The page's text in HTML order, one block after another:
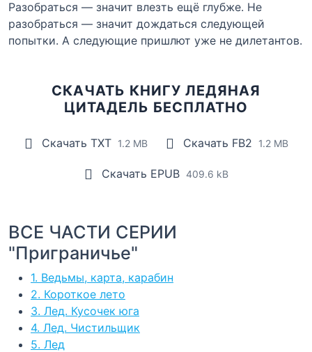
Разобраться — значит влезть ещё глубже. Не
разобраться — значит дождаться следующей
попытки. А следующие пришлют уже не дилетантов.
СКАЧАТЬ КНИГУ ЛЕДЯНАЯ
ЦИТАДЕЛЬ БЕСПЛАТНО
Скачать TXT 1.2 MB Скачать FB2 1.2 MB
Скачать EPUB 409.6 kB
ВСЕ ЧАСТИ СЕРИИ
"Приграничье"
1. Ведьмы, карта, карабин
2. Короткое лето
3. Лед. Кусочек юга
4. Лед. Чистильщик
5. Лед